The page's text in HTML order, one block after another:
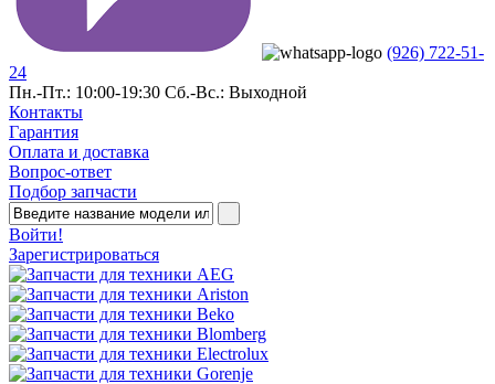
(926) 722-51-
24
Пн.-Пт.: 10:00-19:30 Сб.-Вс.: Выходной
Контакты
Гарантия
Оплата и доставка
Вопрос-ответ
Подбор запчасти
Войти!
Зарегистрироваться